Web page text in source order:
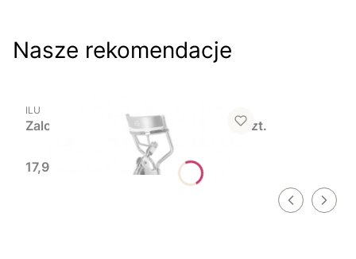
Nasze rekomendacje
Powiadom mnie o
PRODUCENT
ILU
Zalotka do rzęs Ilu, TURKUSOWA, 1 szt.
Cena
17,99 zł